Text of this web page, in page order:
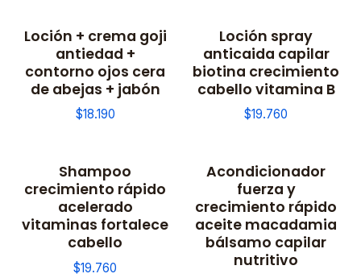
Loción + crema goji
antiedad +
contorno ojos cera
de abejas + jabón
$18.190
Loción spray
anticaida capilar
biotina crecimiento
cabello vitamina B
$19.760
Shampoo
crecimiento rápido
acelerado
vitaminas fortalece
cabello
$19.760
Acondicionador
fuerza y
crecimiento rápido
aceite macadamia
bálsamo capilar
nutritivo